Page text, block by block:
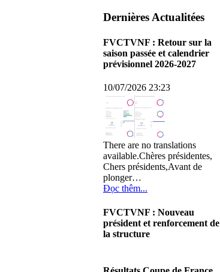
Dernières Actualitées
FVCTVNF : Retour sur la
saison passée et calendrier
prévisionnel 2026-2027
10/07/2026 23:23
There are no translations
available.Chères présidentes,
Chers présidents,Avant de
plonger…
Đọc thêm...
FVCTVNF : Nouveau
président et renforcement de
la structure
There are no translations